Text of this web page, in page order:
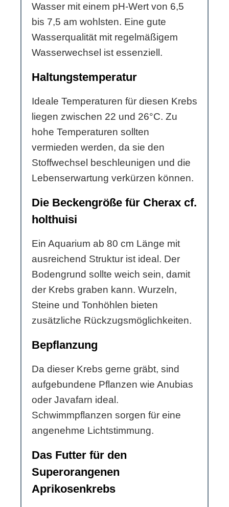
Wasser mit einem pH-Wert von 6,5
bis 7,5 am wohlsten. Eine gute
Wasserqualität mit regelmäßigem
Wasserwechsel ist essenziell.
Haltungstemperatur
Ideale Temperaturen für diesen Krebs
liegen zwischen 22 und 26°C. Zu
hohe Temperaturen sollten
vermieden werden, da sie den
Stoffwechsel beschleunigen und die
Lebenserwartung verkürzen können.
Die Beckengröße für Cherax cf.
holthuisi
Ein Aquarium ab 80 cm Länge mit
ausreichend Struktur ist ideal. Der
Bodengrund sollte weich sein, damit
der Krebs graben kann. Wurzeln,
Steine und Tonhöhlen bieten
zusätzliche Rückzugsmöglichkeiten.
Bepflanzung
Da dieser Krebs gerne gräbt, sind
aufgebundene Pflanzen wie Anubias
oder Javafarn ideal.
Schwimmpflanzen sorgen für eine
angenehme Lichtstimmung.
Das Futter für den
Superorangenen
Aprikosenkrebs